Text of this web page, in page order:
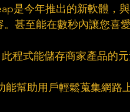
是今年推出的新軟體，
甚至能在數秒內讓您喜
程式能儲存商家產品的
幫助用戶輕鬆蒐集網路